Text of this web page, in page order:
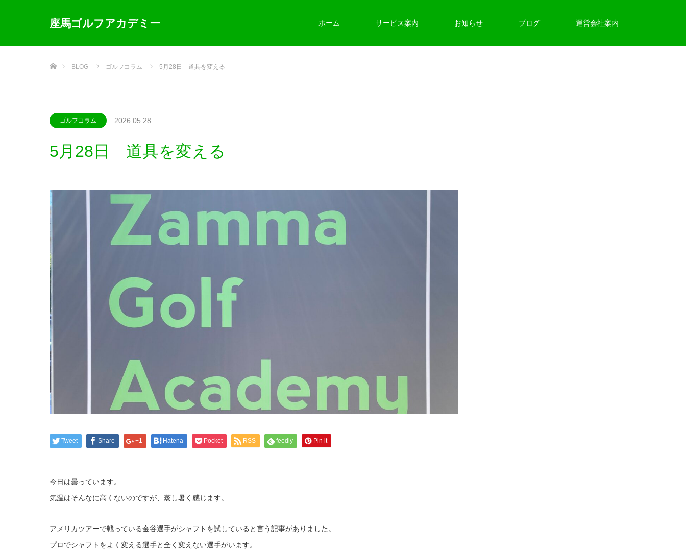
座馬ゴルフアカデミー ホーム サービス案内 お知らせ ブログ 運営会社案内
BLOG ゴルフコラム 5月28日 道具を変える
ゴルフコラム 2026.05.28
5月28日 道具を変える
Tweet Share +1 Hatena Pocket RSS feedly Pin it
今日は曇っています。
気温はそんなに高くないのですが、蒸し暑く感じます。
アメリカツアーで戦っている金谷選手がシャフトを試していると言う記事がありました。
プロでシャフトをよく変える選手と全く変えない選手がいます。